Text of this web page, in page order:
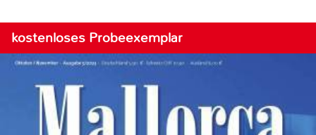
kostenloses Probeexemplar